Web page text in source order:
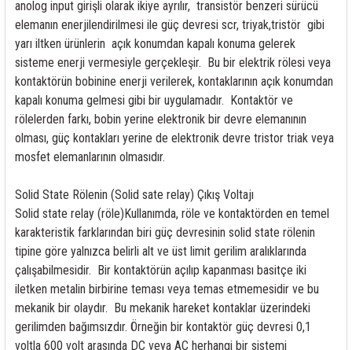
anolog input girişli olarak ikiye ayrılır, transistör benzeri sürücü
elemanın enerjilendirilmesi ile güç devresi scr, triyak,tristör gibi
yarı iltken ürünlerin açık konumdan kapalı konuma gelerek
sisteme enerji vermesiyle gerçekleşir. Bu bir elektrik rölesi veya
kontaktörün bobinine enerji verilerek, kontaklarının açık konumdan
kapalı konuma gelmesi gibi bir uygulamadır. Kontaktör ve
rölelerden farkı, bobin yerine elektronik bir devre elemanının
olması, güç kontakları yerine de elektronik devre tristor triak veya
mosfet elemanlarının olmasıdır.
Solid State Rölenin (Solid sate relay) Çıkış Voltajı
Solid state relay (röle)Kullanımda, röle ve kontaktörden en temel
karakteristik farklarından biri güç devresinin solid state rölenin
tipine göre yalnızca belirli alt ve üst limit gerilim aralıklarında
çalışabilmesidir. Bir kontaktörün açılıp kapanması basitçe iki
iletken metalin birbirine teması veya temas etmemesidir ve bu
mekanik bir olaydır. Bu mekanik hareket kontaklar üzerindeki
gerilimden bağımsızdır. Örneğin bir kontaktör güç devresi 0,1
voltla 600 volt arasında DC veya AC herhangi bir sistemi